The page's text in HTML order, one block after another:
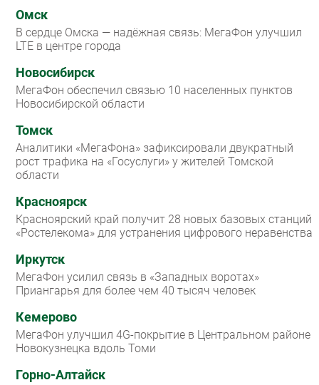
Омск
В сердце Омска — надёжная связь: МегаФон улучшил
LTE в центре города
Новосибирск
МегаФон обеспечил связью 10 населенных пунктов
Новосибирской области
Томск
Аналитики «МегаФона» зафиксировали двукратный
рост трафика на «Госуслуги» у жителей Томской
области
Красноярск
Красноярский край получит 28 новых базовых станций
«Ростелекома» для устранения цифрового неравенства
Иркутск
МегаФон усилил связь в «Западных воротах»
Приангарья для более чем 40 тысяч человек
Кемерово
МегаФон улучшил 4G-покрытие в Центральном районе
Новокузнецка вдоль Томи
Горно-Алтайск